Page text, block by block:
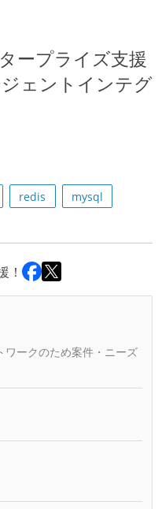
ープライズ支援
ェントインテグ
redis
mysql
！
ワークのため案件・ニーズ